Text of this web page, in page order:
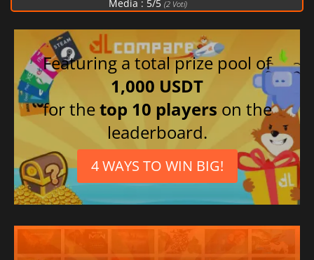
Media : 5/5 (2Voti)
Featuring a total prize pool of
1,000 USDT
for thetop 10 players on the
leaderboard.
4 WAYS TO WIN BIG!